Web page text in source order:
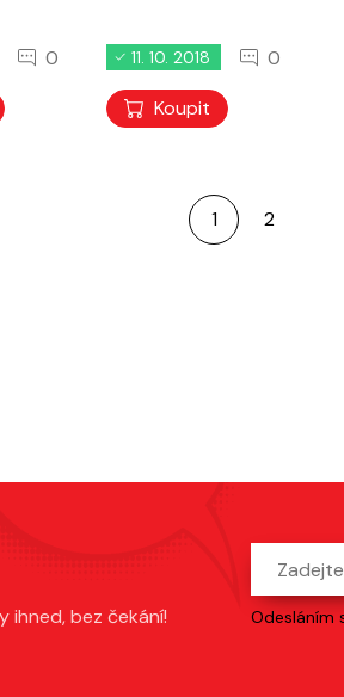
0
11. 10. 2018
0
Koupit
1 2
ihned, bez čekání!
Odesláním